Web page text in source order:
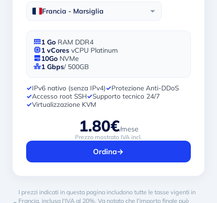
Francia - Marsiglia
1 Go RAM DDR4
1 vCores vCPU Platinum
10Go NVMe
1 Gbps/ 500GB
✓IPv6 nativo (senza IPv4)✓Protezione Anti-DDoS
✓Accesso root SSH✓Supporto tecnico 24/7
✓Virtualizzazione KVM
1.80€/mese
Prezzo mostrato IVA incl.
Ordina→
I prezzi indicati in questa pagina includono tutte le tasse vigenti in
Francia, inclusa l'IVA al 20%. Va notato che l'importo finale può